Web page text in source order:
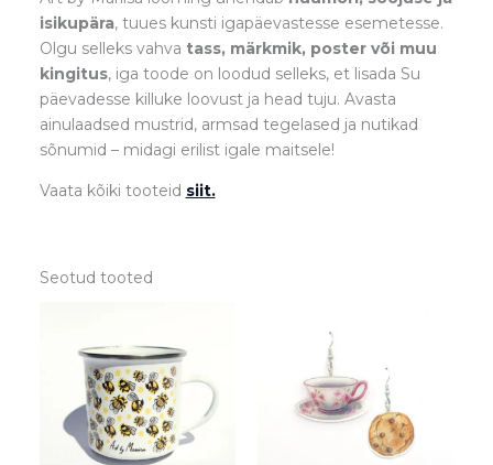
isikupära, tuues kunsti igapäevastesse esemetesse.
Olgu selleks vahva tass, märkmik, poster või muu
kingitus, iga toode on loodud selleks, et lisada Su
päevadesse killuke loovust ja head tuju. Avasta
ainulaadsed mustrid, armsad tegelased ja nutikad
sõnumid – midagi erilist igale maitsele!
Vaata kõiki tooteid siit.
Seotud tooted